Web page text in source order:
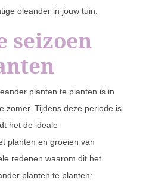
oleander in jouw tuin.
seizoen
planten te planten is in
zomer. Tijdens deze periode is
het de ideale
planten en groeien van
redenen waarom dit het
planten te planten: